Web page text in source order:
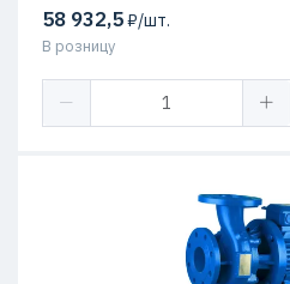
58 932,5₽/шт.
В розницу